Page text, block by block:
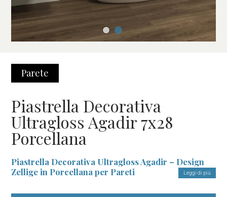
Parete
Piastrella Decorativa
Ultragloss Agadir 7x28
Porcellana
Piastrella Decorativa Ultragloss Agadir – Design
Zellige in Porcellana per Pareti
Trasforma il tuo spazio con la finitura ultrabrillante
Leggi di più